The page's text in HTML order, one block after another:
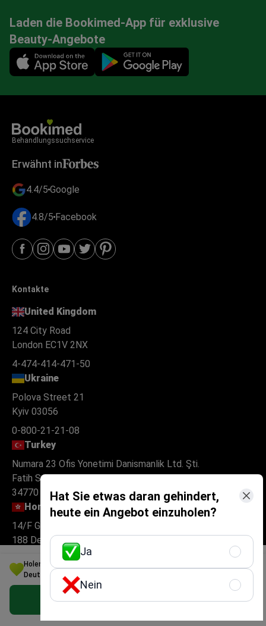
Holen Sie sich die beste Orthopädie Option für Ihr Budget in
Deutschland
Kostenloses persönliches Angebot erhalten
Hat Sie etwas daran gehindert,
heute ein Angebot einzuholen?
Ja
Nein
Laden die Bookimed-App für exklusive
Beauty-Angebote
Mobile app illustration
Behandlungssuchservice
Erwähnt in
4.4/5 Google
4.8/5 Facebook
Kontakte
United Kingdom
124 City Road
London EC1V 2NX
4-474-414-471-50
Ukraine
Polova Street 21
Kyiv 03056
0-800-21-21-08
Turkey
Numara 23 Ofis Yonetimi Danismanlik Ltd. Şti.
Fatih Sultan Mehmet Mahallesi Poligon Caddesi, Buyaka 2
34770 Ümraniye, Istanbul
Hong Kong
14/F Golden Centre
188 Des Voeux Road Central Hong Kong
Für Patienten